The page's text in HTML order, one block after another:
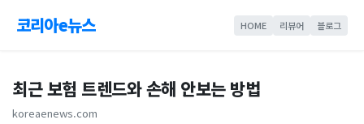
코리아e뉴스 HOME 리뷰어 블로그
최근 보험 트렌드와 손해 안보는 방법
koreaenews.com